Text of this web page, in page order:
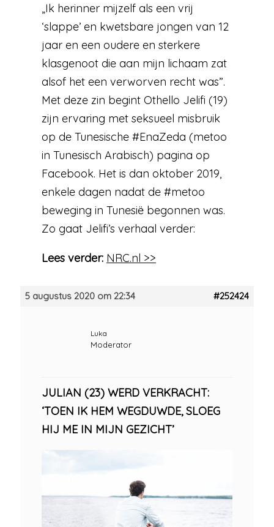
„Ik herinner mijzelf als een vrij
‘slappe’ en kwetsbare jongen van 12
jaar en een oudere en sterkere
klasgenoot die aan mijn lichaam zat
alsof het een verworven recht was”.
Met deze zin begint Othello Jelifi (19)
zijn ervaring met seksueel misbruik
op de Tunesische #EnaZeda (metoo
in Tunesisch Arabisch) pagina op
Facebook. Het is dan oktober 2019,
enkele dagen nadat de #metoo
beweging in Tunesië begonnen was.
Zo gaat Jelifi’s verhaal verder:
Lees verder: NRC.nl >>
5 augustus 2020 om 22:34 #252424
Luka
Moderator
JULIAN (23) WERD VERKRACHT:
‘TOEN IK HEM WEGDUWDE, SLOEG
HIJ ME IN MIJN GEZICHT’